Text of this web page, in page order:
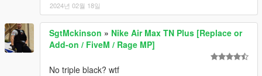
2024년 02월 18일
SgtMckinson » Nike Air Max TN Plus [Replace or
Add-on / FiveM / Rage MP]
No triple black? wtf